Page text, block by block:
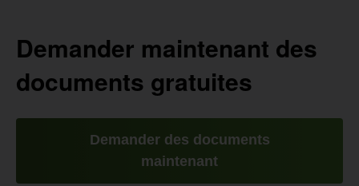
Demander maintenant des
documents gratuites
Demander des documents
maintenant